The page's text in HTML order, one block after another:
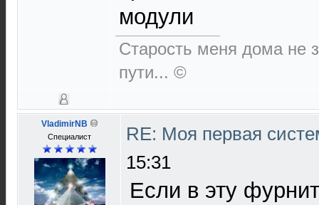
модули
Старость меня дома не
пути... ©
VladimirNB
Специалист
RE: Моя первая
15:31
Если в эту